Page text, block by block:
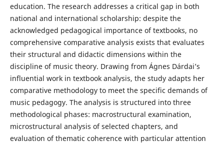
education. The research addresses a critical gap in both
national and international scholarship: despite the
acknowledged pedagogical importance of textbooks, no
comprehensive comparative analysis exists that evaluates
their structural and didactic dimensions within the
discipline of music theory. Drawing from Ágnes Dárdai’s
influential work in textbook analysis, the study adapts her
comparative methodology to meet the specific demands of
music pedagogy. The analysis is structured into three
methodological phases: macrostructural examination,
microstructural analysis of selected chapters, and
evaluation of thematic coherence with particular attention